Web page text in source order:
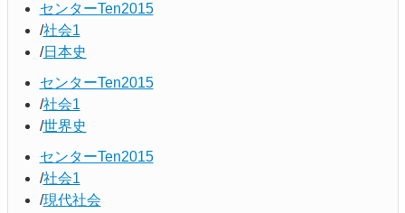
センターTen2015
社会1
日本史
センターTen2015
社会1
世界史
センターTen2015
社会1
現代社会